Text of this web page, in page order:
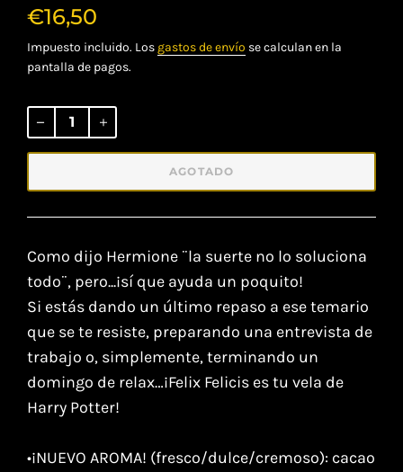
€16,50
Impuesto incluido. Losgastos de envío se calculan en la
pantalla de pagos.
habitual
AGOTADO
Como dijo Hermione ¨la suerte no lo soluciona
todo¨, pero...¡sí que ayuda un poquito!
Si estás dando un último repaso a ese temario
que se te resiste, preparando una entrevista de
trabajo o, simplemente, terminando un
domingo de relax…¡Felix Felicis es tu vela de
Harry Potter!
•¡NUEVO AROMA! (fresco/dulce/cremoso): cacao